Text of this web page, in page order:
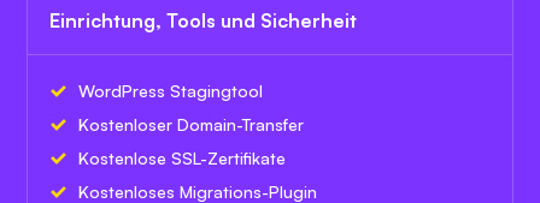
Einrichtung, Tools und Sicherheit
WordPress Stagingtool
Kostenloser Domain-Transfer
Kostenlose SSL-Zertifikate
Kostenloses Migrations-Plugin